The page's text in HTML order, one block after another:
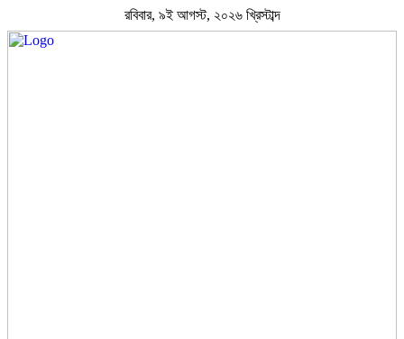
রবিবার, ৯ই আগস্ট, ২০২৬ খ্রিস্টাব্দ